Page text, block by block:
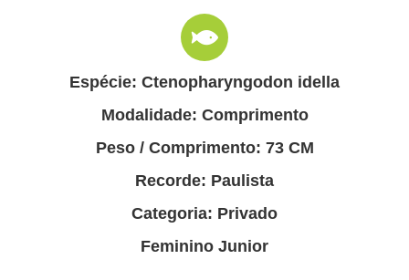
Espécie: Ctenopharyngodon idella
Modalidade: Comprimento
Peso / Comprimento: 73 CM
Recorde: Paulista
Categoria: Privado
Feminino Junior